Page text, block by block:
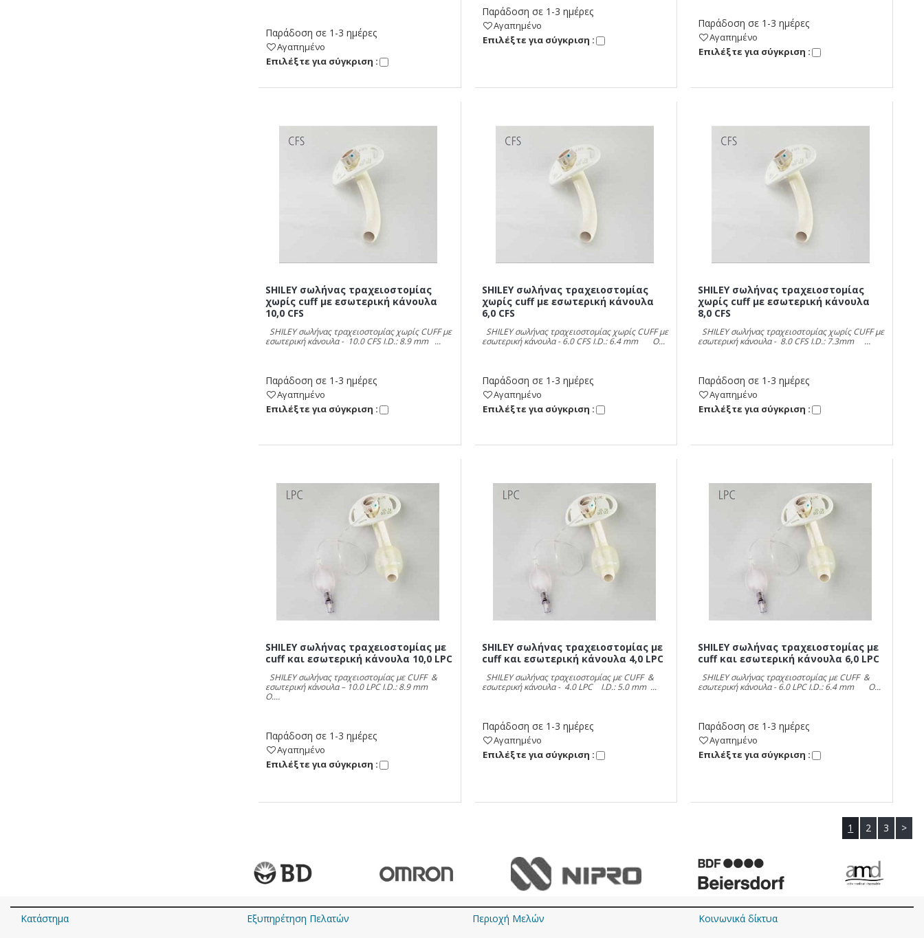
Παράδοση σε 1-3 ημέρες
Αγαπημένο
Eπιλέξτε για σύγκριση :
Παράδοση σε 1-3 ημέρες
Αγαπημένο
Eπιλέξτε για σύγκριση :
Παράδοση σε 1-3 ημέρες
Αγαπημένο
Eπιλέξτε για σύγκριση :
SHILEY σωλήνας τραχειοστομίας
χωρίς cuff με εσωτερική κάνουλα
10,0 CFS
SHILEY σωλήνας τραχειοστομίας χωρίς CUFF με
εσωτερική κάνουλα - 10.0 CFS I.D.: 8.9 mm ...
Παράδοση σε 1-3 ημέρες
Αγαπημένο
Eπιλέξτε για σύγκριση :
SHILEY σωλήνας τραχειοστομίας
χωρίς cuff με εσωτερική κάνουλα
6,0 CFS
SHILEY σωλήνας τραχειοστομίας χωρίς CUFF με
εσωτερική κάνουλα - 6.0 CFS I.D.: 6.4 mm O...
Παράδοση σε 1-3 ημέρες
Αγαπημένο
Eπιλέξτε για σύγκριση :
SHILEY σωλήνας τραχειοστομίας
χωρίς cuff με εσωτερική κάνουλα
8,0 CFS
SHILEY σωλήνας τραχειοστομίας χωρίς CUFF με
εσωτερική κάνουλα - 8.0 CFS I.D.: 7.3mm ...
Παράδοση σε 1-3 ημέρες
Αγαπημένο
Eπιλέξτε για σύγκριση :
SHILEY σωλήνας τραχειοστομίας με
cuff και εσωτερική κάνουλα 10,0 LPC
SHILEY σωλήνας τραχειοστομίας με CUFF &
εσωτερική κάνουλα – 10.0 LPC I.D.: 8.9 mm
O....
Παράδοση σε 1-3 ημέρες
Αγαπημένο
Eπιλέξτε για σύγκριση :
SHILEY σωλήνας τραχειοστομίας με
cuff και εσωτερική κάνουλα 4,0 LPC
SHILEY σωλήνας τραχειοστομίας με CUFF &
εσωτερική κάνουλα - 4.0 LPC I.D.: 5.0 mm ...
Παράδοση σε 1-3 ημέρες
Αγαπημένο
Eπιλέξτε για σύγκριση :
SHILEY σωλήνας τραχειοστομίας με
cuff και εσωτερική κάνουλα 6,0 LPC
SHILEY σωλήνας τραχειοστομίας με CUFF &
εσωτερική κάνουλα - 6.0 LPC I.D.: 6.4 mm O...
Παράδοση σε 1-3 ημέρες
Αγαπημένο
Eπιλέξτε για σύγκριση :
1 2 3 >
Κατάστημα Εξυπηρέτηση Πελατών Περιοχή Mελών Κοινωνικά δίκτυα